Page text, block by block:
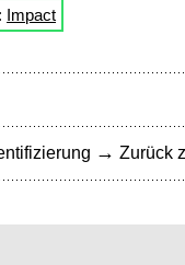
Impact
→ Zurück